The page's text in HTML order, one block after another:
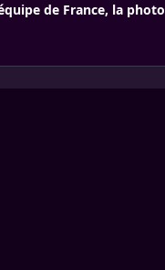
de France, la photo